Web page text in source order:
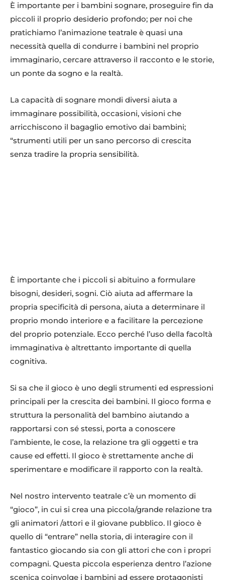
È importante per i bambini sognare, proseguire fin da
piccoli il proprio desiderio profondo; per noi che
pratichiamo l’animazione teatrale è quasi una
necessità quella di condurre i bambini nel proprio
immaginario, cercare attraverso il racconto e le storie,
un ponte da sogno e la realtà.
La capacità di sognare mondi diversi aiuta a
immaginare possibilità, occasioni, visioni che
arricchiscono il bagaglio emotivo dai bambini;
“strumenti utili per un sano percorso di crescita
senza tradire la propria sensibilità.
È importante che i piccoli si abituino a formulare
bisogni, desideri, sogni. Ciò aiuta ad affermare la
propria specificità di persona, aiuta a determinare il
proprio mondo interiore e a facilitare la percezione
del proprio potenziale. Ecco perché l’uso della facoltà
immaginativa è altrettanto importante di quella
cognitiva.
Si sa che il gioco è uno degli strumenti ed espressioni
principali per la crescita dei bambini. Il gioco forma e
struttura la personalità del bambino aiutando a
rapportarsi con sé stessi, porta a conoscere
l’ambiente, le cose, la relazione tra gli oggetti e tra
cause ed effetti. Il gioco è strettamente anche di
sperimentare e modificare il rapporto con la realtà.
Nel nostro intervento teatrale c’è un momento di
“gioco”, in cui si crea una piccola/grande relazione tra
gli animatori /attori e il giovane pubblico. Il gioco è
quello di “entrare” nella storia, di interagire con il
fantastico giocando sia con gli attori che con i propri
compagni. Questa piccola esperienza dentro l’azione
scenica coinvolge i bambini ad essere protagonisti